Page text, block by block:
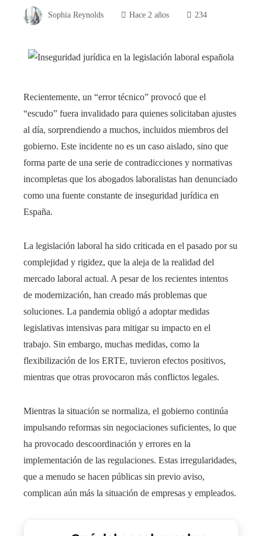
Sophia Reynolds Hace 2 años 234
Recientemente, un “error técnico” provocó que el
“escudo” fuera invalidado para quienes solicitaban ajustes
al día, sorprendiendo a muchos, incluidos miembros del
gobierno. Este incidente no es un caso aislado, sino que
forma parte de una serie de contradicciones y normativas
incompletas que los abogados laboralistas han denunciado
como una fuente constante de inseguridad jurídica en
España.
La legislación laboral ha sido criticada en el pasado por su
complejidad y rigidez, que la aleja de la realidad del
mercado laboral actual. A pesar de los recientes intentos
de modernización, han creado más problemas que
soluciones. La pandemia obligó a adoptar medidas
legislativas intensivas para mitigar su impacto en el
trabajo. Sin embargo, muchas medidas, como la
flexibilización de los ERTE, tuvieron efectos positivos,
mientras que otras provocaron más conflictos legales.
Mientras la situación se normaliza, el gobierno continúa
impulsando reformas sin negociaciones suficientes, lo que
ha provocado descoordinación y errores en la
implementación de las regulaciones. Estas irregularidades,
que a menudo se hacen públicas sin previo aviso,
complican aún más la situación de empresas y empleados.